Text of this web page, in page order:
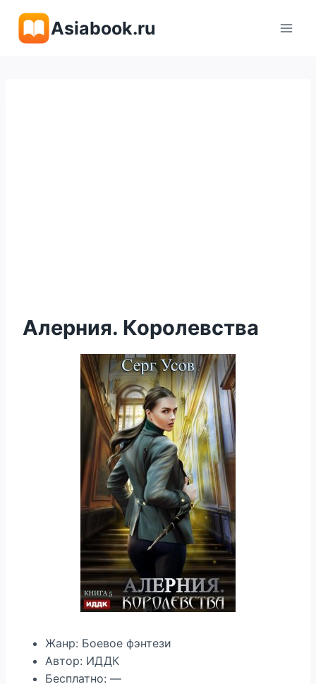
содержимому
Asiabook.ru
Алерния. Королевства
Жанр: Боевое фэнтези
Автор: ИДДК
Бесплатно: —